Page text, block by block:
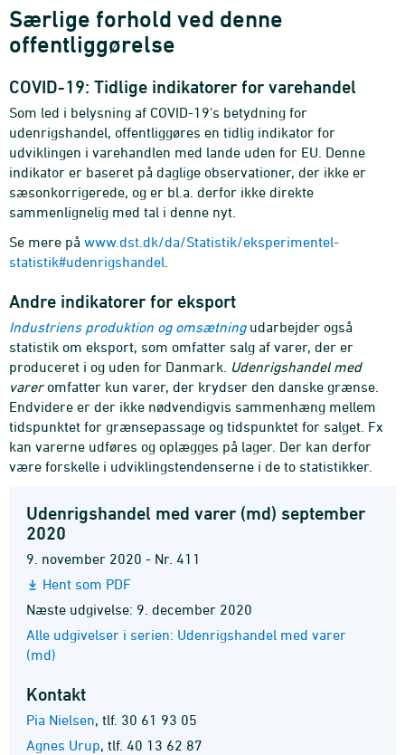
Særlige forhold ved denne
offentliggørelse
COVID-19: Tidlige indikatorer for varehandel
Som led i belysning af COVID-19's betydning for
udenrigshandel, offentliggøres en tidlig indikator for
udviklingen i varehandlen med lande uden for EU. Denne
indikator er baseret på daglige observationer, der ikke er
sæsonkorrigerede, og er bl.a. derfor ikke direkte
sammenlignelig med tal i denne nyt.
Se mere på www.dst.dk/da/Statistik/eksperimentel-
statistik#udenrigshandel
Andre indikatorer for eksport
Industriens produktion og omsætningudarbejder også
statistik om eksport, som omfatter salg af varer, der er
produceret i og uden for Danmark.
Udenrigshandel med
vareromfatter kun varer, der krydser den danske grænse.
Endvidere er der ikke nødvendigvis sammenhæng mellem
tidspunktet for grænsepassage og tidspunktet for salget. Fx
kan varerne udføres og oplægges på lager. Der kan derfor
være forskelle i udviklingstendenserne i de to statistikker.
Udenrigshandel med varer (md) september
2020
9. november 2020 - Nr. 411
Hent som PDF
Næste udgivelse: 9. december 2020
Alle udgivelser i serien: Udenrigshandel med varer
(md)
Kontakt
Pia Nielsen, tlf. 30 61 93 05
Agnes Urup, tlf. 40 13 62 87